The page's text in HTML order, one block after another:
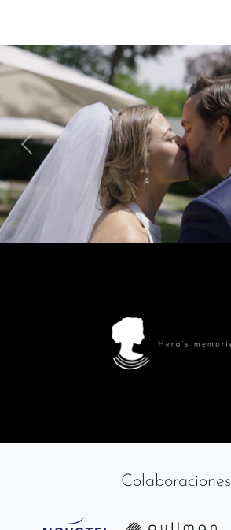
Colaboraciones